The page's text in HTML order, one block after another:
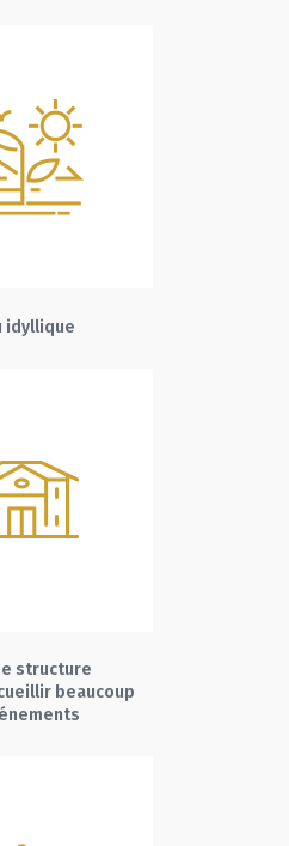
idyllique
structure
beaucoup